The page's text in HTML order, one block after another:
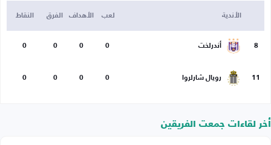
الأندية لعب الأهداف الفرق النقاط
8 أندرلخت 0
0
0
0
11 رويال شارلروا 0
0
0
0
أخر لقاءات جمعت الفريقين